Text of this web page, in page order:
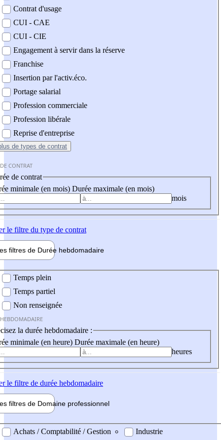
Contrat d'usage
CUI - CAE
CUI - CIE
Engagement à servir dans la réserve
Franchise
Insertion par l'activ.éco.
Portage salarial
Profession commerciale
Profession libérale
Reprise d'entreprise
de types de contrat
CONTRAT
de contrat
minimale (en mois) Durée maximale (en mois)
mois
le filtre du type de contrat
filtres de Durée hebdomadaire
Temps plein
Temps partiel
Non renseignée
la durée hebdomadaire :
minimale (en heure) Durée maximale (en heure)
heures
le filtre de durée hebdomadaire
filtres de Domaine professionnel
professionel
Achats / Comptabilité / Gestion
Industrie